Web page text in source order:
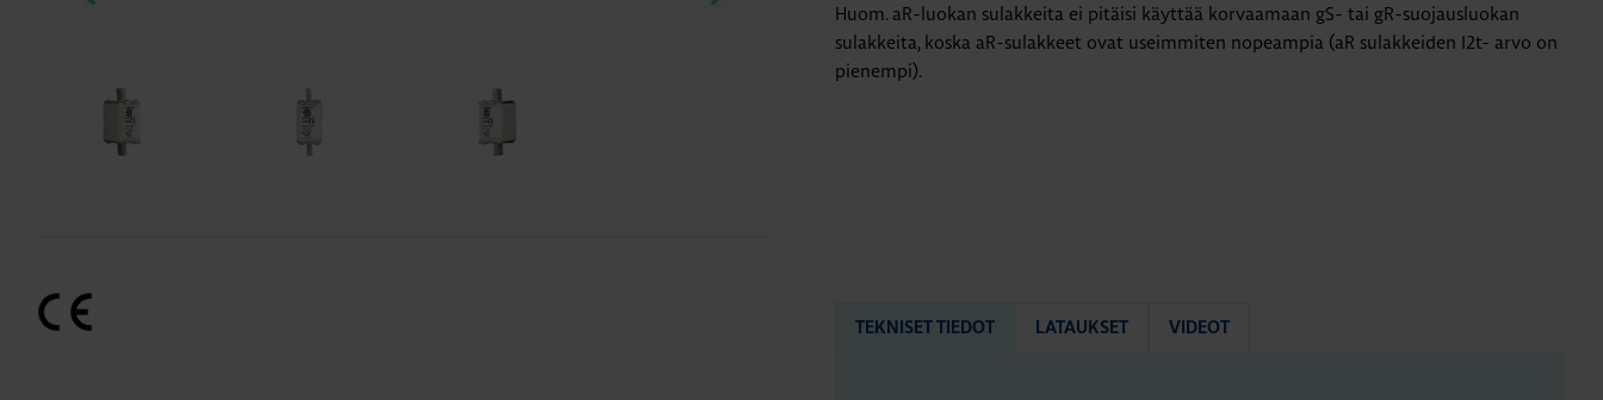
Huom. aR-luokan sulakkeita ei pitäisi käyttää korvaamaan gS- tai gR-suojausluokan
sulakkeita, koska aR-sulakkeet ovat useimmiten nopeampia (aR sulakkeiden I2t- arvo on
pienempi).
TEKNISET TIEDOT LATAUKSET VIDEOT